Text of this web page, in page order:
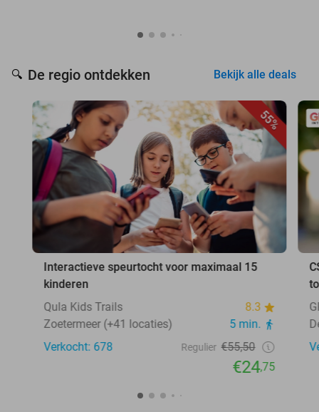
🔍 De regio ontdekken Bekijk alle deals
55%
Interactieve speurtocht voor maximaal 15
kinderen
Qula Kids Trails
8.3
Zoetermeer (+41 locaties)
5 min.
Verkocht: 678
Regulier €55,50
€24,75